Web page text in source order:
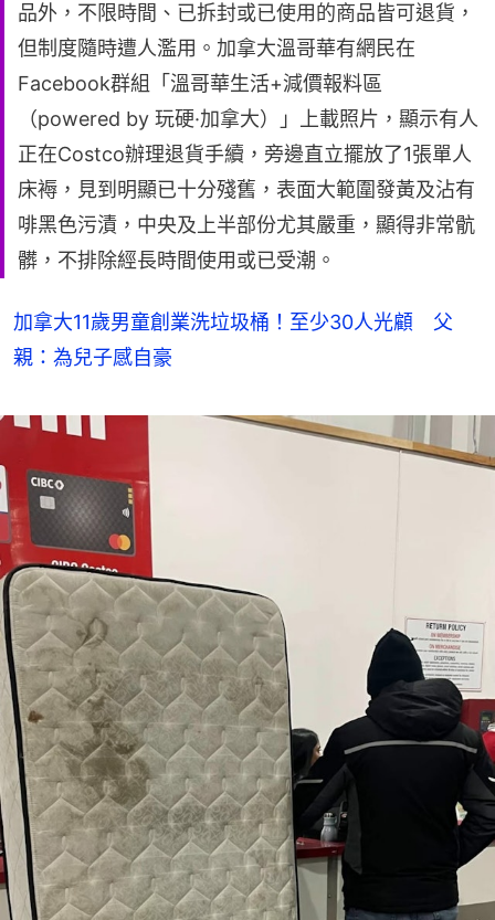
品外，不限時間、已拆封或已使用的商品皆可退貨，
但制度隨時遭人濫用。加拿大溫哥華有網民在
Facebook群組「溫哥華生活+減價報料區
（powered by 玩硬·加拿大）」上載照片，顯示有人
正在Costco辦理退貨手續，旁邊直立擺放了1張單人
床褥，見到明顯已十分殘舊，表面大範圍發黃及沾有
啡黑色污漬，中央及上半部份尤其嚴重，顯得非常骯
髒，不排除經長時間使用或已受潮。
加拿大11歲男童創業洗垃圾桶！至少30人光顧 父
親：為兒子感自豪